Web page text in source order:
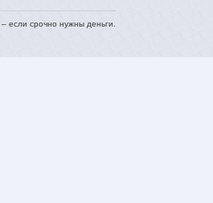
– если срочно нужны деньги.